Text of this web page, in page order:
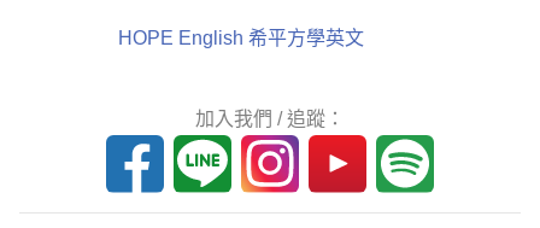
HOPE English 希平方學英文
加入我們 / 追蹤：